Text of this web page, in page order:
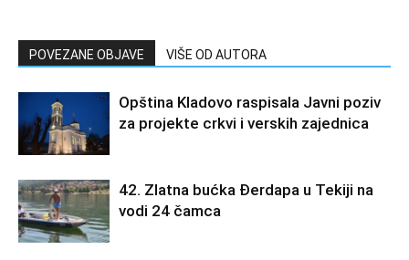
POVEZANE OBJAVE VIŠE OD AUTORA
Opština Kladovo raspisala Javni poziv
za projekte crkvi i verskih zajednica
42. Zlatna bućka Đerdapa u Tekiji na
vodi 24 čamca